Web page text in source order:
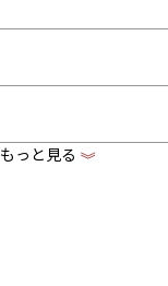
もっと見る 《